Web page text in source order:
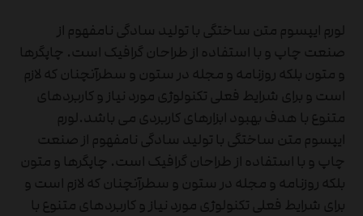
لورم ایپسوم متن ساختگی با تولید سادگی نامفهوم از
صنعت چاپ و با استفاده از طراحان گرافیک است. چاپگرها
و متون بلکه روزنامه و مجله در ستون و سطرآنچنان که لازم
است و برای شرایط فعلی تکنولوژی مورد نیاز و کاربردهای
متنوع با هدف بهبود ابزارهای کاربردی می باشد.لورم
ایپسوم متن ساختگی با تولید سادگی نامفهوم از صنعت
چاپ و با استفاده از طراحان گرافیک است. چاپگرها و متون
بلکه روزنامه و مجله در ستون و سطرآنچنان که لازم است و
برای شرایط فعلی تکنولوژی مورد نیاز و کاربردهای متنوع با